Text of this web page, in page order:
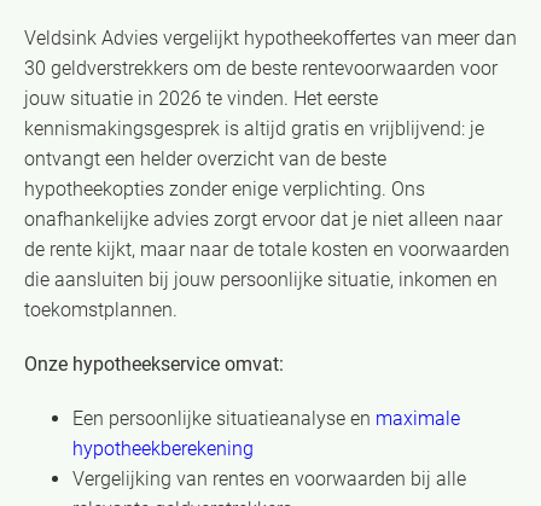
Veldsink Advies vergelijkt hypotheekoffertes van meer dan
30 geldverstrekkers om de beste rentevoorwaarden voor
jouw situatie in 2026 te vinden. Het eerste
kennismakingsgesprek is altijd gratis en vrijblijvend: je
ontvangt een helder overzicht van de beste
hypotheekopties zonder enige verplichting. Ons
onafhankelijke advies zorgt ervoor dat je niet alleen naar
de rente kijkt, maar naar de totale kosten en voorwaarden
die aansluiten bij jouw persoonlijke situatie, inkomen en
toekomstplannen.
Onze hypotheekservice omvat:
Een persoonlijke situatieanalyse en maximale
hypotheekberekening
Vergelijking van rentes en voorwaarden bij alle